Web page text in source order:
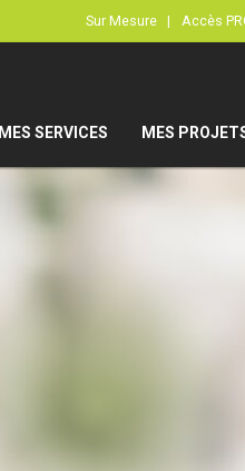
Sur Mesure | Accès
MES SERVICES MES